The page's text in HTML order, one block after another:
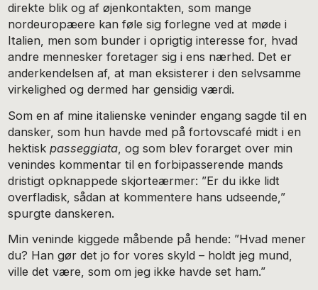
direkte blik og af øjenkontakten, som mange
nordeuropæere kan føle sig forlegne ved at møde i
Italien, men som bunder i oprigtig interesse for, hvad
andre mennesker foretager sig i ens nærhed. Det er
anderkendelsen af, at man eksisterer i den selvsamme
virkelighed og dermed har gensidig værdi.
Som en af mine italienske veninder engang sagde til en
dansker, som hun havde med på fortovscafé midt i en
hektiskpasseggiata , og som blev forarget over min
venindes kommentar til en forbipasserende mands
dristigt opknappede skjorteærmer: ”Er du ikke lidt
overfladisk, sådan at kommentere hans udseende,”
spurgte danskeren.
Min veninde kiggede måbende på hende: ”Hvad mener
du? Han gør det jo for vores skyld – holdt jeg mund,
ville det være, som om jeg ikke havde set ham.”